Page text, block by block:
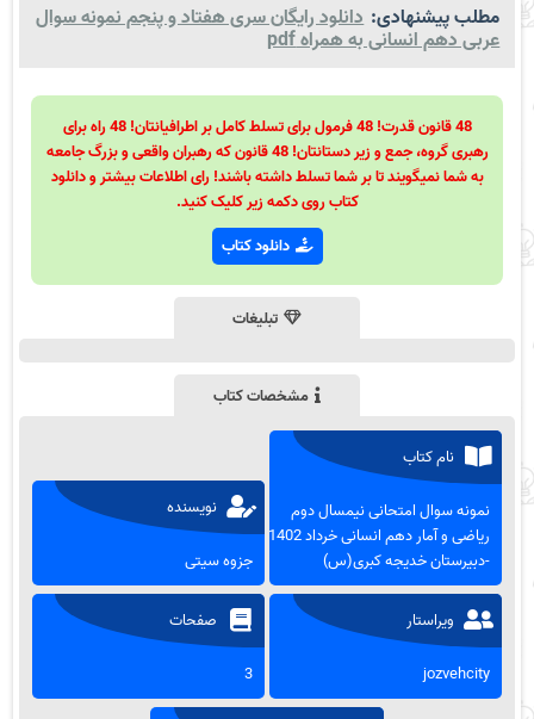
مطلب پیشنهادی: دانلود رایگان سری هفتاد و پنجم نمونه سوال
عربی دهم انسانی به همراه pdf
48 قانون قدرت! 48 فرمول برای تسلط کامل بر اطرافیانتان! 48 راه برای
رهبری گروه، جمع و زیر دستانتان! 48 قانون که رهبران واقعی و بزرگ جامعه
به شما نمیگویند تا بر شما تسلط داشته باشند! رای اطلاعات بیشتر و دانلود
کتاب روی دکمه زیر کلیک کنید.
دانلود کتاب
تبلیغات
مشخصات کتاب
نام کتاب
نمونه سوال امتحانی نیمسال دوم
ریاضی و آمار دهم انسانی خرداد 1402
-دبیرستان خدیجه کبری(س)
نویسنده
جزوه سیتی
ویراستار
jozvehcity
صفحات
3